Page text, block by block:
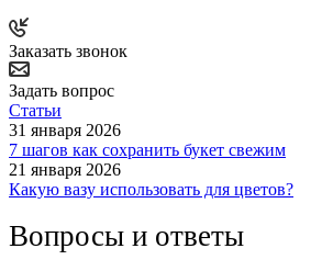
Заказать звонок
Задать вопрос
Статьи
31 января 2026
7 шагов как сохранить букет свежим
21 января 2026
Какую вазу использовать для цветов?
Вопросы и ответы